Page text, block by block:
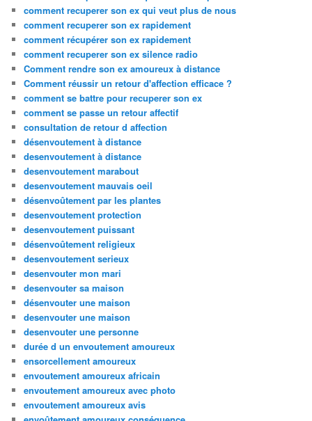
comment recuperer son ex qui veut plus de nous
comment recuperer son ex rapidement
comment récupérer son ex rapidement
comment recuperer son ex silence radio
Comment rendre son ex amoureux à distance
Comment réussir un retour d'affection efficace ?
comment se battre pour recuperer son ex
comment se passe un retour affectif
consultation de retour d affection
désenvoutement à distance
desenvoutement à distance
desenvoutement marabout
desenvoutement mauvais oeil
désenvoûtement par les plantes
desenvoutement protection
desenvoutement puissant
désenvoûtement religieux
desenvoutement serieux
desenvouter mon mari
desenvouter sa maison
désenvouter une maison
desenvouter une maison
desenvouter une personne
durée d un envoutement amoureux
ensorcellement amoureux
envoutement amoureux africain
envoutement amoureux avec photo
envoutement amoureux avis